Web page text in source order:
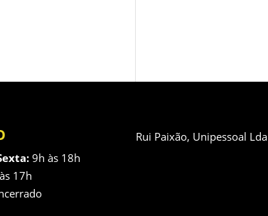
9h às 18h
17h
Rui Paixão, Unipessoal Lda